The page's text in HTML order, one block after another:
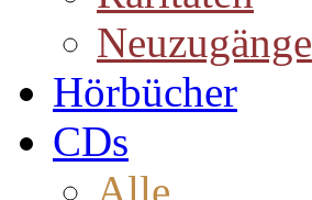
Neuzugänge
Hörbücher
CDs